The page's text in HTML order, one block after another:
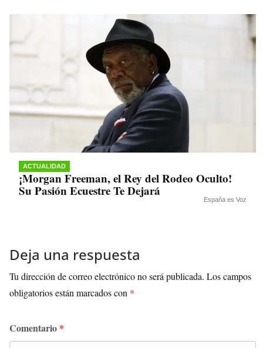
ACTUALIDAD
¡Morgan Freeman, el Rey del Rodeo Oculto!
Su Pasión Ecuestre Te Dejará
España es Voz
Deja una respuesta
Tu dirección de correo electrónico no será publicada. Los campos
obligatorios están marcados con *
Comentario *